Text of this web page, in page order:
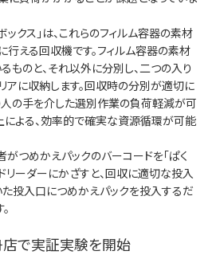
ックス」は、これらのフィルム容器の素材
える回収機です。フィルム容器の素材
ものと、それ以外に分別し、二つの入り
アに収納します。回収時の分別が適切に
人の手を介した選別作業の負荷軽減が可
による、効率的で確実な資源循環が可能
つめかえパックのバーコードを「ぱく
リーダーにかざすと、回収に適切な投入
投入口につめかえパックを投入するだ
店で実証実験を開始